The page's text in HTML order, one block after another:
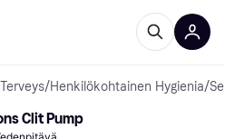
/Henkilökohtainen Hygienia/
Clit Pump